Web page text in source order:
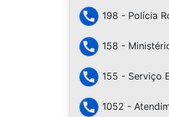
198 - Polícia
158 -
155 - Serviço
1052 -